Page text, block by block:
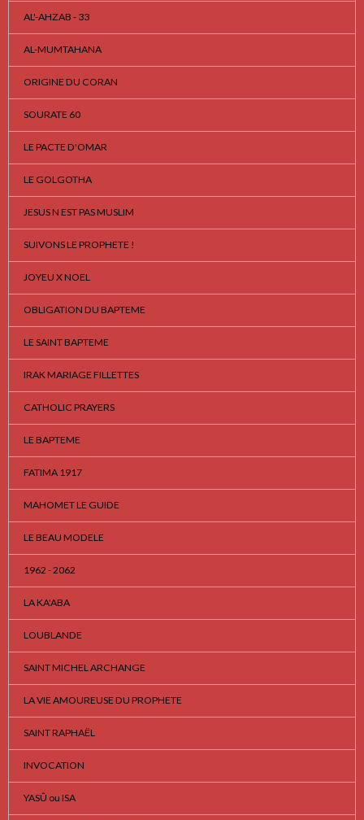
AL'-AHZAB - 33
AL-MUMTAHANA
ORIGINE DU CORAN
SOURATE 60
LE PACTE D'OMAR
LE GOLGOTHA
JESUS N EST PAS MUSLIM
SUIVONS LE PROPHETE !
JOYEU X NOEL
OBLIGATION DU BAPTEME
LE SAINT BAPTEME
IRAK MARIAGE FILLETTES
CATHOLIC PRAYERS
LE BAPTEME
FATIMA 1917
MAHOMET LE GUIDE
LE BEAU MODELE
1962 - 2062
LA KA'ABA
LOUBLANDE
SAINT MICHEL ARCHANGE
LA VIE AMOUREUSE DU PROPHETE
SAINT RAPHAËL
INVOCATION
YASÛ ou ISA